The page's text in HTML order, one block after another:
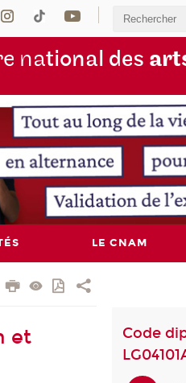
national des
LE CNAM
et
Code